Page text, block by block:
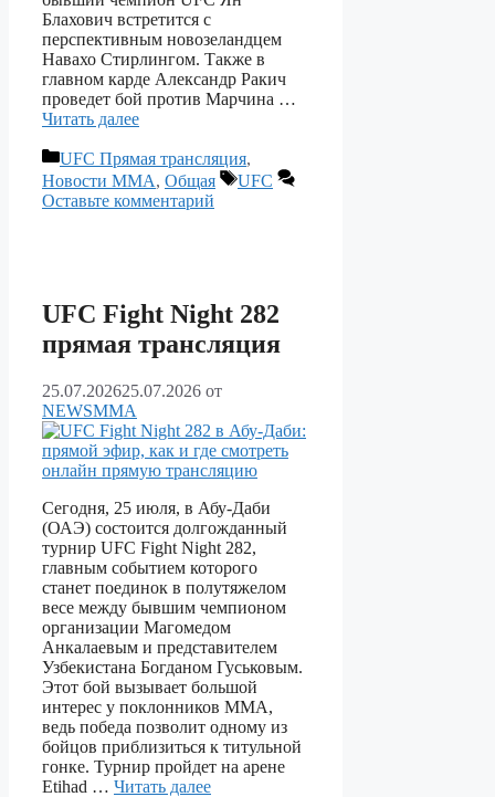
Блахович встретится с
перспективным новозеландцем
Навахо Стирлингом. Также в
главном карде Александр Ракич
проведет бой против Марчина …
Читать далее
Рубрики
UFC Прямая трансляция,
Новости ММА, Общая Метки
UFC
Оставьте комментарий
UFC Fight Night 282
прямая трансляция
25.07.202625.07.2026 от
NEWSMMA
Сегодня, 25 июля, в Абу-Даби
(ОАЭ) состоится долгожданный
турнир UFC Fight Night 282,
главным событием которого
станет поединок в полутяжелом
весе между бывшим чемпионом
организации Магомедом
Анкалаевым и представителем
Узбекистана Богданом Гуськовым.
Этот бой вызывает большой
интерес у поклонников ММА,
ведь победа позволит одному из
бойцов приблизиться к титульной
гонке. Турнир пройдет на арене
Etihad … Читать далее